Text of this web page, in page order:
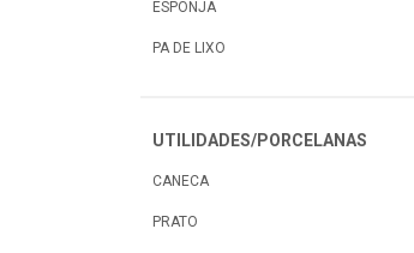
ESPONJA
PA DE LIXO
UTILIDADES/PORCELANAS
CANECA
PRATO